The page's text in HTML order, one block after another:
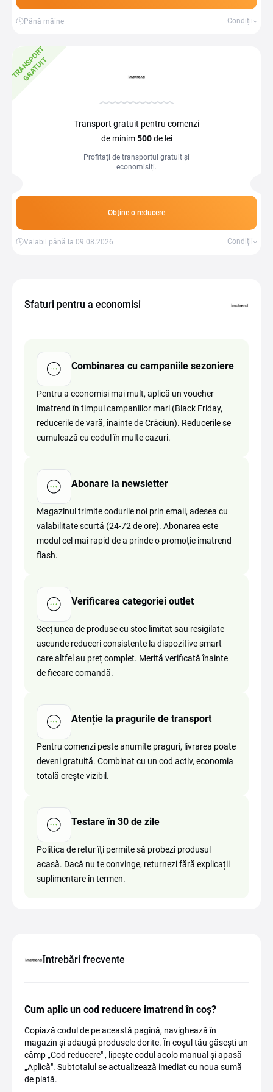
Până mâine Condiții
T
R
A
N
S
P
O
R
T
G
R
A
T
U
I
T
Transport gratuit pentru comenzi
de minim500de lei
Profitați de transportul gratuit și
economisiți.
Obține o reducere
Valabil până la 09.08.2026 Condiții
Sfaturi pentru a economisi
Combinarea cu campaniile sezoniere
Pentru a economisi mai mult, aplică un voucher
imatrend în timpul campaniilor mari (Black Friday,
reducerile de vară, înainte de Crăciun). Reducerile se
cumulează cu codul în multe cazuri.
Abonare la newsletter
Magazinul trimite codurile noi prin email, adesea cu
valabilitate scurtă (24-72 de ore). Abonarea este
modul cel mai rapid de a prinde o promoție imatrend
flash.
Verificarea categoriei outlet
Secțiunea de produse cu stoc limitat sau resigilate
ascunde reduceri consistente la dispozitive smart
care altfel au preț complet. Merită verificată înainte
de fiecare comandă.
Atenție la pragurile de transport
Pentru comenzi peste anumite praguri, livrarea poate
deveni gratuită. Combinat cu un cod activ, economia
totală crește vizibil.
Testare în 30 de zile
Politica de retur îți permite să probezi produsul
acasă. Dacă nu te convinge, returnezi fără explicații
suplimentare în termen.
Întrebări frecvente
Cum aplic un cod reducere imatrend în coș?
Copiază codul de pe această pagină, navighează în
magazin și adaugă produsele dorite. În coșul tău găsești un
câmp „Cod reducere" , lipește codul acolo manual și apasă
„Aplică". Subtotalul se actualizează imediat cu noua sumă
de plată.